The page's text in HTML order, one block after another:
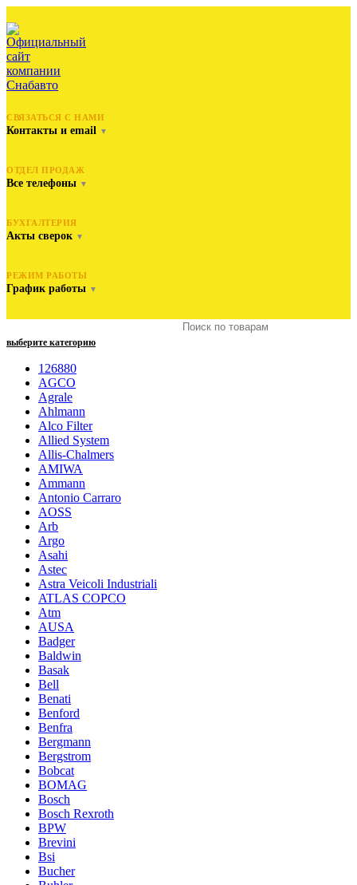
СВЯЗАТЬСЯ С НАМИ
Контакты и email ▼
ОТДЕЛ ПРОДАЖ
Все телефоны ▼
БУХГАЛТЕРИЯ
Акты сверок ▼
РЕЖИМ РАБОТЫ
График работы ▼
выберите категорию
126880
AGCO
Agrale
Ahlmann
Alco Filter
Allied System
Allis-Chalmers
AMIWA
Ammann
Antonio Carraro
AOSS
Arb
Argo
Asahi
Astec
Astra Veicoli Industriali
ATLAS COPCO
Atm
AUSA
Badger
Baldwin
Basak
Bell
Benati
Benford
Benfra
Bergmann
Bergstrom
Bobcat
BOMAG
Bosch
Bosch Rexroth
BPW
Brevini
Bsi
Bucher